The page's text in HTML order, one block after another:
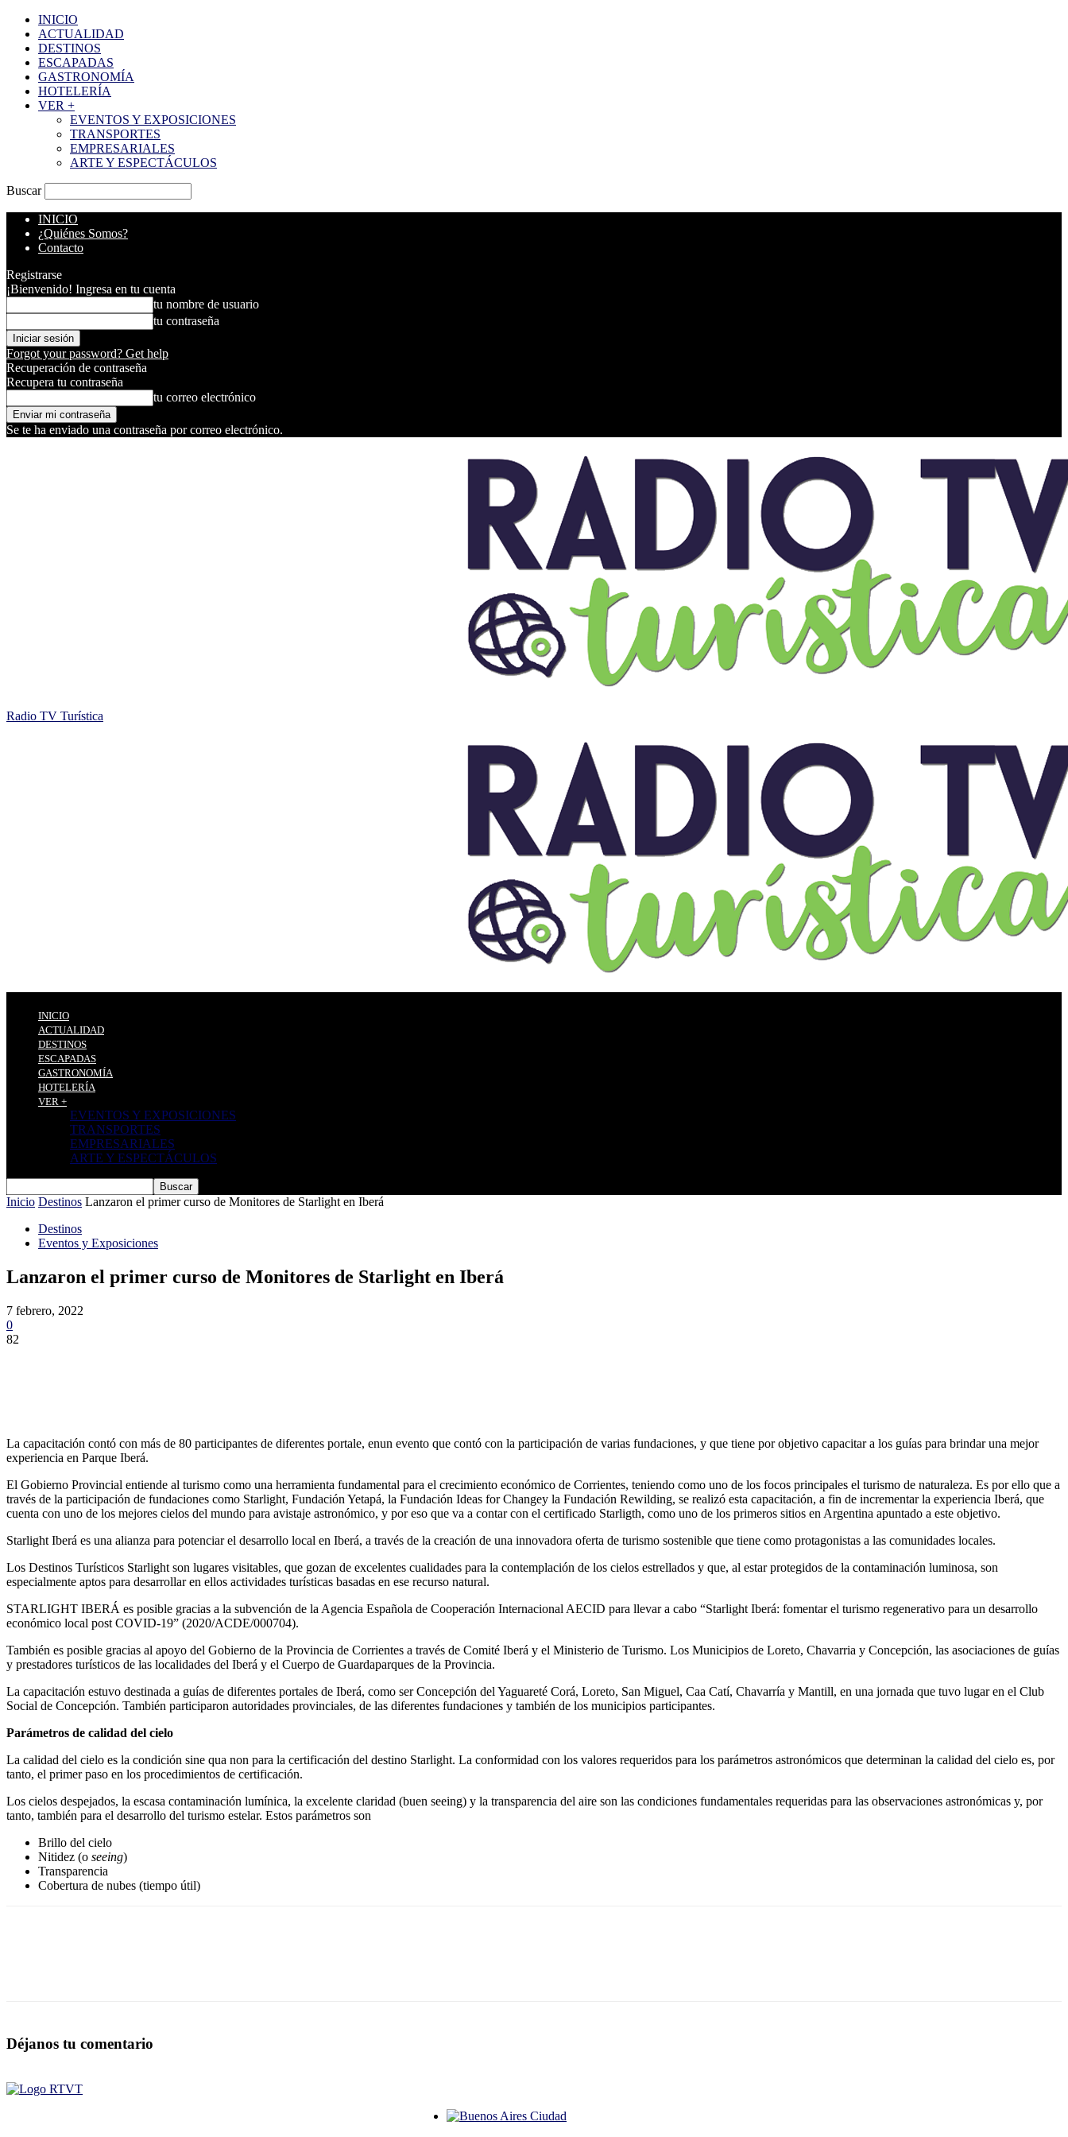
INICIO
ACTUALIDAD
DESTINOS
ESCAPADAS
GASTRONOMÍA
HOTELERÍA
VER +
EVENTOS Y EXPOSICIONES
TRANSPORTES
EMPRESARIALES
ARTE Y ESPECTÁCULOS
Buscar
INICIO
¿Quiénes Somos?
Contacto
Registrarse
¡Bienvenido! Ingresa en tu cuenta
tu nombre de usuario
tu contraseña
Forgot your password? Get help
Recuperación de contraseña
Recupera tu contraseña
tu correo electrónico
Se te ha enviado una contraseña por correo electrónico.
Radio TV Turística
INICIO
ACTUALIDAD
DESTINOS
ESCAPADAS
GASTRONOMÍA
HOTELERÍA
VER +
EVENTOS Y EXPOSICIONES
TRANSPORTES
EMPRESARIALES
ARTE Y ESPECTÁCULOS
Inicio Destinos Lanzaron el primer curso de Monitores de Starlight en Iberá
Destinos
Eventos y Exposiciones
Lanzaron el primer curso de Monitores de Starlight en Iberá
7 febrero, 2022
0
82
La capacitación contó con más de 80 participantes de diferentes portale, enun evento que contó con la participación de varias fundaciones, y que tiene por objetivo capacitar a los guías para brindar una mejor
experiencia en Parque Iberá.
El Gobierno Provincial entiende al turismo como una herramienta fundamental para el crecimiento económico de Corrientes, teniendo como uno de los focos principales el turismo de naturaleza. Es por ello que a
través de la participación de fundaciones como Starlight, Fundación Yetapá, la Fundación Ideas for Changey la Fundación Rewilding, se realizó esta capacitación, a fin de incrementar la experiencia Iberá, que
cuenta con uno de los mejores cielos del mundo para avistaje astronómico, y por eso que va a contar con el certificado Starligth, como uno de los primeros sitios en Argentina apuntado a este objetivo.
Starlight Iberá es una alianza para potenciar el desarrollo local en Iberá, a través de la creación de una innovadora oferta de turismo sostenible que tiene como protagonistas a las comunidades locales.
Los Destinos Turísticos Starlight son lugares visitables, que gozan de excelentes cualidades para la contemplación de los cielos estrellados y que, al estar protegidos de la contaminación luminosa, son
especialmente aptos para desarrollar en ellos actividades turísticas basadas en ese recurso natural.
STARLIGHT IBERÁ es posible gracias a la subvención de la Agencia Española de Cooperación Internacional AECID para llevar a cabo “Starlight Iberá: fomentar el turismo regenerativo para un desarrollo
económico local post COVID-19” (2020/ACDE/000704).
También es posible gracias al apoyo del Gobierno de la Provincia de Corrientes a través de Comité Iberá y el Ministerio de Turismo. Los Municipios de Loreto, Chavarria y Concepción, las asociaciones de guías
y prestadores turísticos de las localidades del Iberá y el Cuerpo de Guardaparques de la Provincia.
La capacitación estuvo destinada a guías de diferentes portales de Iberá, como ser Concepción del Yaguareté Corá, Loreto, San Miguel, Caa Catí, Chavarría y Mantill, en una jornada que tuvo lugar en el Club
Social de Concepción. También participaron autoridades provinciales, de las diferentes fundaciones y también de los municipios participantes.
Parámetros de calidad del cielo
La calidad del cielo es la condición sine qua non para la certificación del destino Starlight. La conformidad con los valores requeridos para los parámetros astronómicos que determinan la calidad del cielo es, por
tanto, el primer paso en los procedimientos de certificación.
Los cielos despejados, la escasa contaminación lumínica, la excelente claridad (buen seeing) y la transparencia del aire son las condiciones fundamentales requeridas para las observaciones astronómicas y, por
tanto, también para el desarrollo del turismo estelar. Estos parámetros son
Brillo del cielo
Nitidez (o seeing)
Transparencia
Cobertura de nubes (tiempo útil)
Déjanos tu comentario